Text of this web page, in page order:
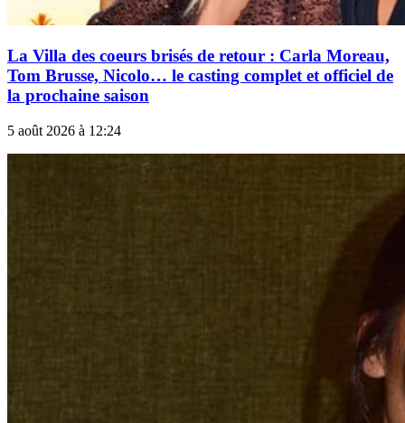
La Villa des coeurs brisés de retour : Carla Moreau,
Tom Brusse, Nicolo… le casting complet et officiel de
la prochaine saison
5 août 2026 à 12:24